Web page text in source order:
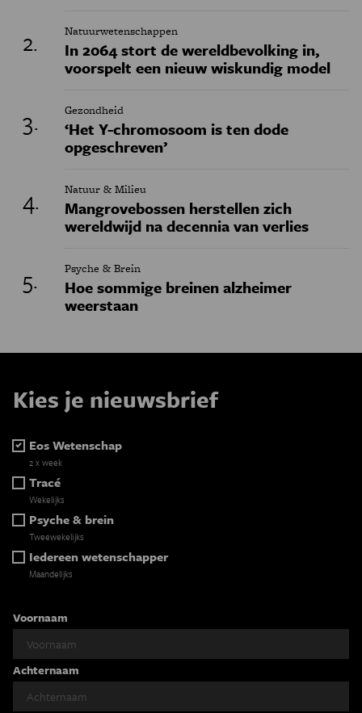
Natuurwetenschappen
In 2064 stort de wereldbevolking in,
voorspelt een nieuw wiskundig model
Gezondheid
‘Het Y-chromosoom is ten dode
opgeschreven’
Natuur & Milieu
Mangrovebossen herstellen zich
wereldwijd na decennia van verlies
Psyche & Brein
Hoe sommige breinen alzheimer
weerstaan
Kies je nieuwsbrief
Eos Wetenschap
2 x week
Tracé
Wekelijks
Psyche & brein
Tweewekelijks
Iedereen wetenschapper
Maandelijks
Voornaam
Achternaam